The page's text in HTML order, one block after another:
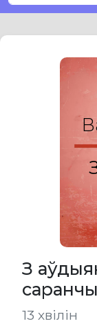
З
13 хвілін